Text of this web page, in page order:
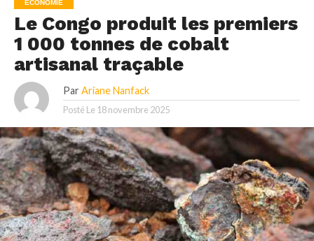
ECONOMIE
Le Congo produit les premiers
1 000 tonnes de cobalt
artisanal traçable
Par Ariane Nanfack
Posté Le 18 novembre 2025